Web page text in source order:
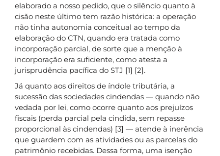
elaborado a nosso pedido, que o silêncio quanto à
cisão neste último tem razão histórica: a operação
não tinha autonomia conceitual ao tempo da
elaboração do CTN, quando era tratada como
incorporação parcial, de sorte que a menção à
incorporação era suficiente, como atesta a
jurisprudência pacífica do STJ [1] [2].
Já quanto aos direitos de índole tributária, a
sucessão das sociedades cindendas — quando não
vedada por lei, como ocorre quanto aos prejuízos
fiscais (perda parcial pela cindida, sem repasse
proporcional às cindendas) [3] — atende à inerência
que guardem com as atividades ou as parcelas do
patrimônio recebidas. Dessa forma, uma isenção